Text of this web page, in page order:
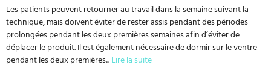
Les patients peuvent retourner au travail dans la semaine suivant la
technique, mais doivent éviter de rester assis pendant des périodes
prolongées pendant les deux premières semaines afin d’éviter de
déplacer le produit. Il est également nécessaire de dormir sur le ventre
pendant les deux premières...Lire la suite